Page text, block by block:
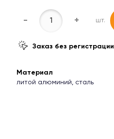
- + шт.
Заказ без регистрации
Материал
литой алюминий, сталь